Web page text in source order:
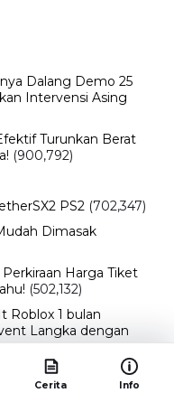
Dalang Demo 25
Intervensi Asing
Turunkan Berat
(900,792)
PS2 (702,347)
Dimasak
Harga Tiket
(502,132)
Roblox 1 bulan
Langka dengan
2024, Ada Film
Cerita Info